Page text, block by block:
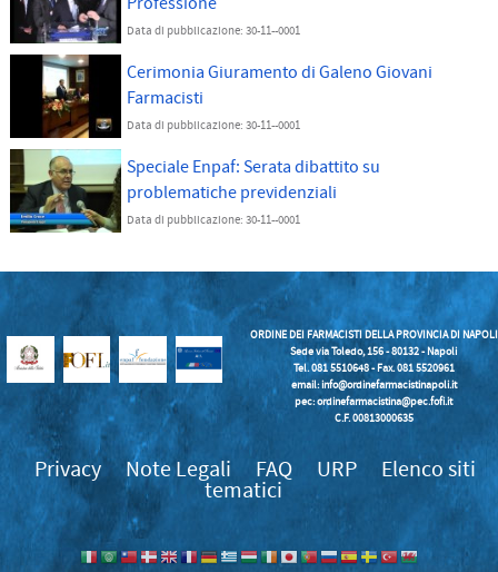
Data di pubblicazione: 30-11--0001
Cerimonia Giuramento di Galeno Giovani
Farmacisti
Data di pubblicazione: 30-11--0001
Speciale Enpaf: Serata dibattito su
problematiche previdenziali
Data di pubblicazione: 30-11--0001
ORDINE DEI FARMACISTI DELLA PROVINCIA DI NAPOLI
Sede via Toledo, 156 - 80132 - Napoli
Tel. 081 5510648 - Fax. 081 5520961
email:info@ordinefarmacistinapoli.it
pec: ordinefarmacistina@pec.fofi.it
C.F. 00813000635
Privacy Note Legali FAQ URP
Elenco siti
tematici